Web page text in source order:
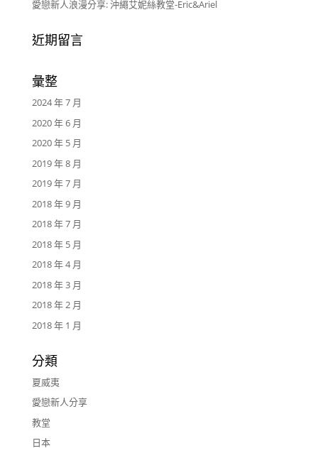
愛戀新人浪漫分享: 沖繩艾妮絲教堂-Eric&Ariel
近期留言
彙整
2024 年 7 月
2020 年 6 月
2020 年 5 月
2019 年 8 月
2019 年 7 月
2018 年 9 月
2018 年 7 月
2018 年 5 月
2018 年 4 月
2018 年 3 月
2018 年 2 月
2018 年 1 月
分類
夏威夷
愛戀新人分享
教堂
日本